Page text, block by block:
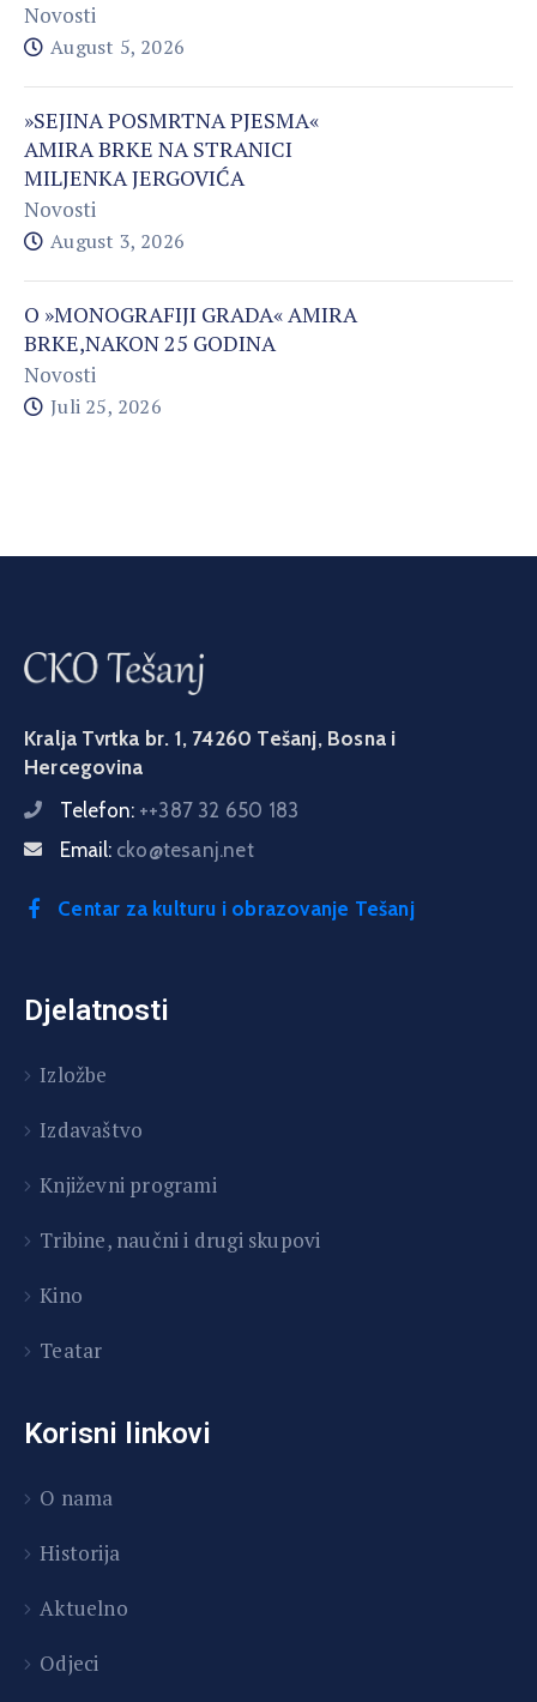
Novosti
August 5, 2026
»SEJINA POSMRTNA PJESMA«
AMIRA BRKE NA STRANICI
MILJENKA JERGOVIĆA
Novosti
August 3, 2026
O »MONOGRAFIJI GRADA« AMIRA
BRKE,NAKON 25 GODINA
Novosti
Juli 25, 2026
Kralja Tvrtka br. 1, 74260 Tešanj, Bosna i
Hercegovina
Telefon: ++387 32 650 183
Email: cko@tesanj.net
Centar za kulturu i obrazovanje Tešanj
Djelatnosti
Izložbe
Izdavaštvo
Književni programi
Tribine, naučni i drugi skupovi
Kino
Teatar
Korisni linkovi
O nama
Historija
Aktuelno
Odjeci